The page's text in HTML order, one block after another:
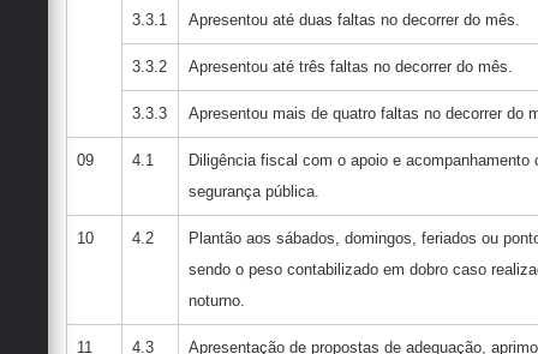
3.3.1 Apresentou até duas faltas no decorrer do mês.
3.3.2 Apresentou até três faltas no decorrer do mês.
3.3.3 Apresentou mais de quatro faltas no decorrer do
09 4.1
Diligência fiscal com o apoio e acompanhamento
segurança pública.
10 4.2
Plantão aos sábados, domingos, feriados ou
sendo o peso contabilizado em dobro caso
noturno.
11 4.3
Apresentação de propostas de adequação,